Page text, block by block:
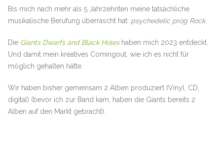
Bis mich nach mehr als 5 Jahrzehnten meine tatsächliche
musikalische Berufung überrascht hat: psychedelic prog Rock.
Die Giants Dwarfs and Black Holeshaben mich 2023 entdeckt.
Und damit mein kreatives Comingout, wie ich es nicht für
möglich gehalten hätte.
Wir haben bisher gemeinsam 2 Alben produziert (Vinyl, CD,
digital) (bevor ich zur Band kam, haben die Giants bereits 2
Alben auf den Markt gebracht).